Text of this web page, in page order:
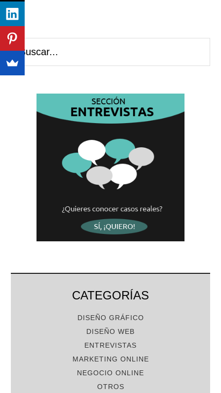
CATEGORÍAS
DISEÑO GRÁFICO
DISEÑO WEB
ENTREVISTAS
MARKETING ONLINE
NEGOCIO ONLINE
OTROS